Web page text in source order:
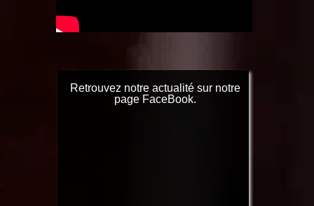
Retrouvez notre actualité sur notre
page FaceBook.